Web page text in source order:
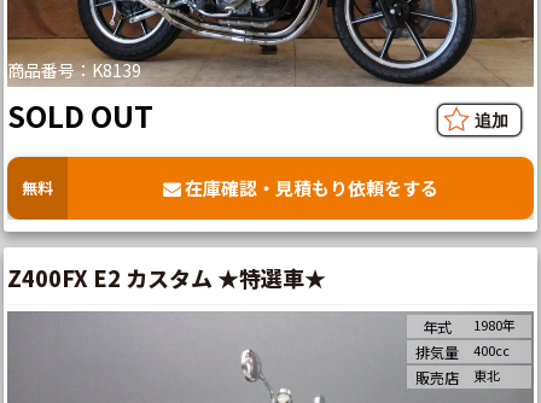
商品番号：K8139
SOLD OUT
無料 在庫確認・見積もり依頼をする
Z400FX E2 カスタム ★特選車★
年式 1980年
排気量 400cc
販売店 東北